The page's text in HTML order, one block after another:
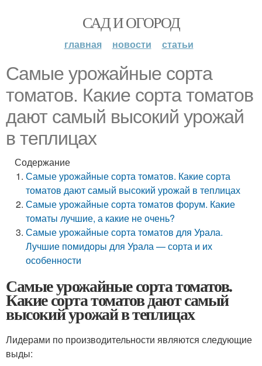
САД И ОГОРОД
главная новости статьи
Самые урожайные сорта
томатов. Какие сорта томатов
дают самый высокий урожай
в теплицах
Содержание
Самые урожайные сорта томатов. Какие сорта
томатов дают самый высокий урожай в теплицах
Самые урожайные сорта томатов форум. Какие
томаты лучшие, а какие не очень?
Самые урожайные сорта томатов для Урала.
Лучшие помидоры для Урала — сорта и их
особенности
Самые урожайные сорта томатов.
Какие сорта томатов дают самый
высокий урожай в теплицах
Лидерами по производительности являются следующие
выды: